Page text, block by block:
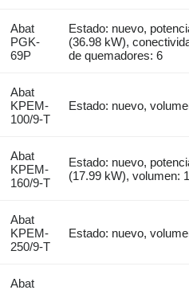
Abat
PGK-
69P
Estado: nuevo,
(36.98 kW),
de quemadores: 6
Abat
KPEM-
100/9-T
Estado: nuevo,
Abat
KPEM-
160/9-T
Estado: nuevo,
(17.99 kW), volumen:
Abat
KPEM-
250/9-T
Estado: nuevo,
Abat